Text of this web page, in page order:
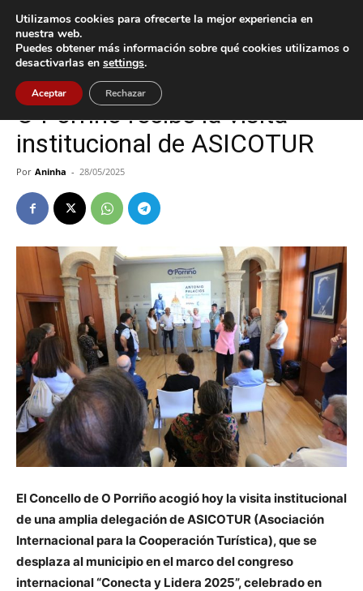
Inicio Cultura / Ocio
Cultura / Ocio O Porriño
O Porriño recibe la visita
institucional de ASICOTUR
Por Aninha - 28/05/2025
El Concello de O Porriño acogió hoy la visita institucional
de una amplia delegación de ASICOTUR (Asociación
Internacional para la Cooperación Turística), que se
desplaza al municipio en el marco del congreso
internacional “Conecta y Lidera 2025”, celebrado en
Utilizamos cookies para ofrecerte la mejor experiencia en
nuestra web.
Puedes obtener más información sobre qué cookies utilizamos o
desactivarlas en settings.
Aceptar Rechazar